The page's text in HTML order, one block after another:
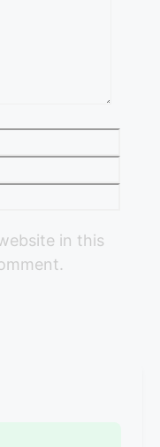
in this